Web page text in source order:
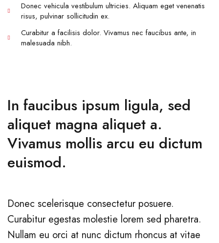
Donec vehicula vestibulum ultricies. Aliquam eget venenatis
risus, pulvinar sollicitudin ex.
Curabitur a facilisis dolor. Vivamus nec faucibus ante, in
malesuada nibh.
In faucibus ipsum ligula, sed
aliquet magna aliquet a.
Vivamus mollis arcu eu dictum
euismod.
Donec scelerisque consectetur posuere.
Curabitur egestas molestie lorem sed pharetra.
Nullam eu orci at nunc dictum rhoncus at vitae